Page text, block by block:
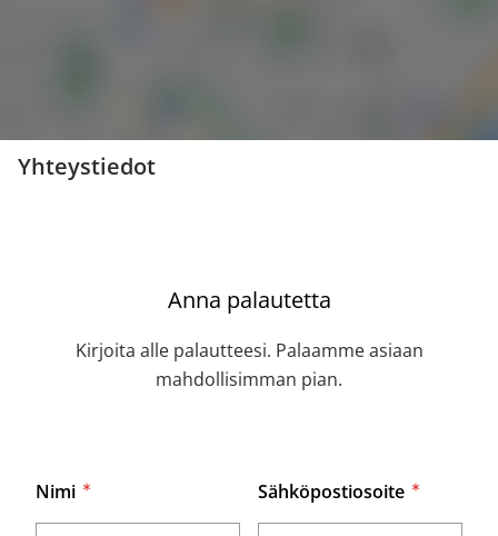
Yhteystiedot
Anna palautetta
Kirjoita alle palautteesi. Palaamme asiaan
mahdollisimman pian.
Nimi Sähköpostiosoite